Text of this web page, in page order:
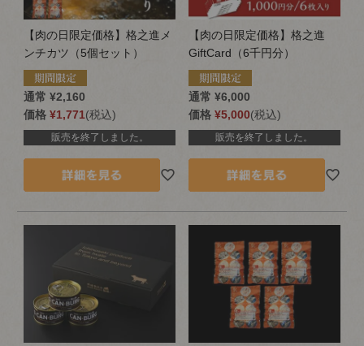
【肉の日限定価格】格之進メ
ンチカツ（5個セット）
通常 ¥2,160
価格 ¥1,771 税込
販売を終了しました。
【肉の日限定価格】格之進
GiftCard（6千円分）
通常 ¥6,000
価格 ¥5,000 税込
販売を終了しました。